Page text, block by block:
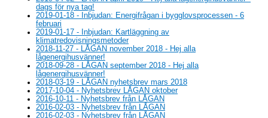
dags för nya tag!
2019-01-18 - Inbjudan: Energifrågan i bygglovsprocessen - 6
februari
2019-01-17 - Inbjudan: Kartläggning av
klimatredovisningsmetoder
2018-11-27 - LÅGAN november 2018 - Hej alla
lågenergihusvänner!
2018-09-28 - LÅGAN september 2018 - Hej alla
lågenergihusvänner!
2018-03-19 - LÅGAN nyhetsbrev mars 2018
2017-10-04 - Nyhetsbrev LÅGAN oktober
2016-10-11 - Nyhetsbrev från LÅGAN
2016-02-03 - Nyhetsbrev från LÅGAN
2016-02-03 - Nyhetsbrev från LÅGAN